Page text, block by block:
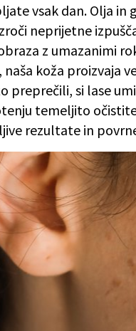
vsak dan. Olja in
neprijetne
z umazanimi
koža proizvaja
preprečili, si lase
temeljito
rezultate in